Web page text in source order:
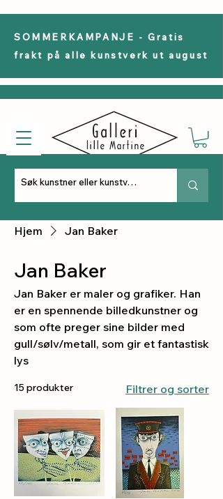
SOMMERKAMPANJE - Gratis
frakt på alle kunstverk ut august
Hjem Jan Baker
Jan Baker
Jan Baker er maler og grafiker. Han
er en spennende billedkunstner og
som ofte preger sine bilder med
gull/sølv/metall, som gir et fantastisk
lys
15 produkter Filtrer og sorter